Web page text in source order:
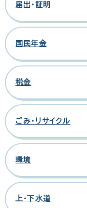
届出・証明
国民年金
税金
ごみ・リサイクル
環境
上・下水道